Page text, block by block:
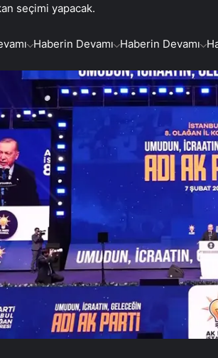
seçimi yapacak.
Haberin Devamı Haberin Devamı